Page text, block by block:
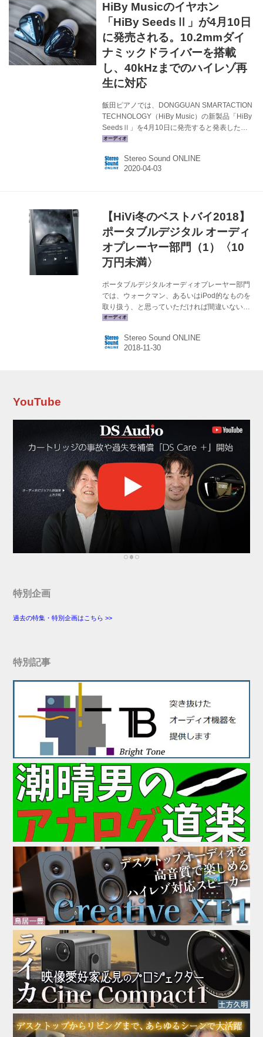
筐体の内側（フロントハウジング）には純銅を
採用し、さらに金メッキ加工を施している。ま
た、反対側のバックハウジングにはアルミを用
いること...
HiBy Musicのイヤホン
「HiBy SeedsⅡ」が4月10日
に発売される。10.2mmダイ
ナミックドライバーを搭載
し、40kHzまでのハイレゾ再
生に対応
飯田ピアノでは、DONGGUAN SMARTACTION
TECHNOLOGY（HiBy Music）の新製品「HiBy
SeedsⅡ」を4月10日に発売すると発表した。
オープン価格で、全国のオーディオ専門店、家
10.2mm PU＋PEEK複合振動膜＋デュアルボイ
スコイルドライバユニットを搭載したカナル型
共鳴を抑えて残響特性をコントロールすること
で音楽的な余韻を獲得したという。シェル形状
は人間工学に基づき設計され、...
Stereo Sound ONLINE
【HiVi冬のベストバイ2018】
ポータブルデジタル オーディ
オプレーヤー部門（1）〈10
万円未満〉
ポータブルデジタルオーディオプレーヤー部門
では、ウォークマン、あるいはiPod的なものを
取り扱う、と思っていただければ間違いない。
現在では「DAP」と呼ばれることもある。据置
USB DAC機能を持つモデルが登場するなど、
日々充実を見せる分野でもある 第1位：アステ
ジックのDACチップをデュアルで搭載して高音
質を図る...
Stereo Sound ONLINE
YouTube
特別企画
過去の特集・特別企画はこちら >>
特別記事